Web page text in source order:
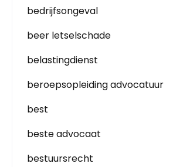
bedrijfsongeval
beer letselschade
belastingdienst
beroepsopleiding advocatuur
best
beste advocaat
bestuursrecht